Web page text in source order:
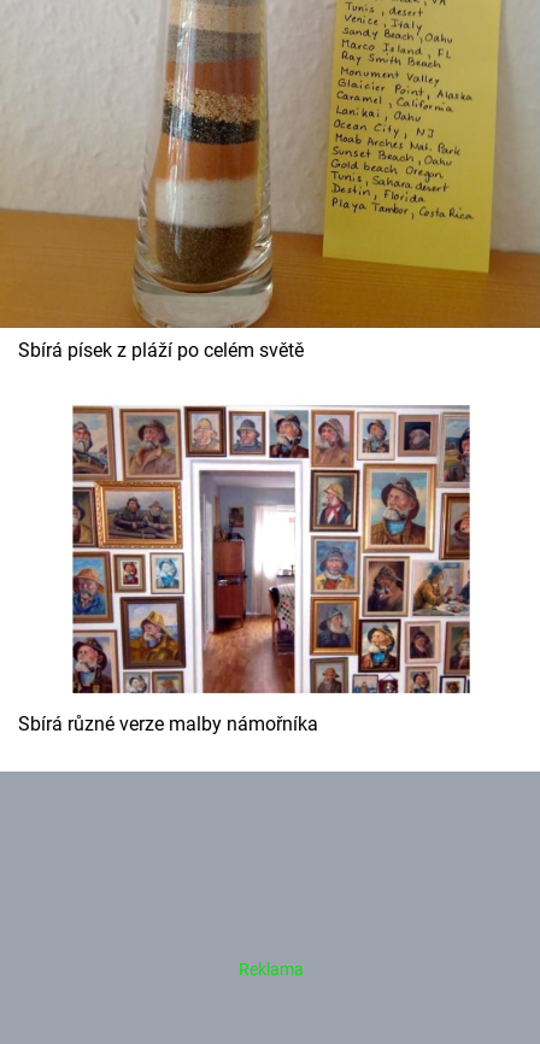
TV Program
Sledujte prima+
Přihlášení
Sledujte nás
Sbírá písek z pláží po celém světě
Sbírá různé verze malby námořníka